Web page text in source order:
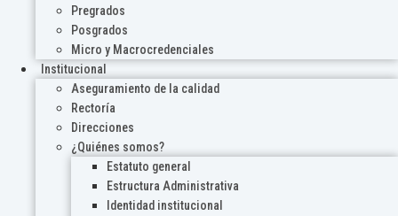
Pregrados
Posgrados
Micro y Macrocredenciales
Institucional
Aseguramiento de la calidad
Rectoría
Direcciones
¿Quiénes somos?
Estatuto general
Estructura Administrativa
Identidad institucional